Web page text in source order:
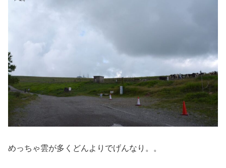
めっちゃ雲が多くどんよりでげんなり。。